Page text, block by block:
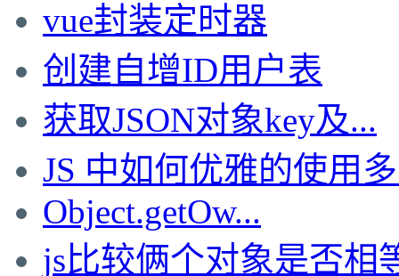
vue封装定时器
创建自增ID用户表
获取JSON对象key及...
JS 中如何优雅的使用
Object.getOw...
js比较俩个对象是否相